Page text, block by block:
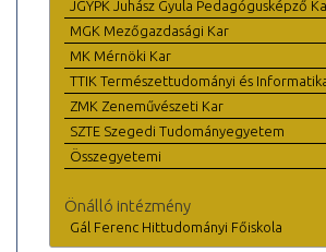
JGYPK Juhász Gyula Pedagógusképző
MGK Mezőgazdasági Kar
MK Mérnöki Kar
TTIK Természettudományi és
ZMK Zeneművészeti Kar
SZTE Szegedi Tudományegyetem
Összegyetemi
Önálló intézmény
Gál Ferenc Hittudományi Főiskola